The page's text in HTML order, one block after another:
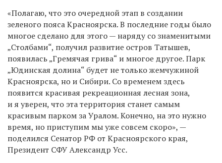
«Полагаю, что это очередной этап в создании
зеленого пояса Красноярска. В последние годы было
многое сделано для этого — наряду со знаменитыми
„Столбами“, получил развитие остров Татышев,
появилась „Гремячая грива“ и многое другое. Парк
„Юдинская долина“ будет не только жемчужиной
Красноярска, но и Сибири. Со временем здесь
появится красивая рекреационная лесная зона,
и я уверен, что эта территория станет самым
красивым парком за Уралом. Конечно, на это нужно
время, но приступим мы уже совсем скоро», —
поделился Сенатор РФ от Красноярского края,
Президент СФУАлександр Усс.